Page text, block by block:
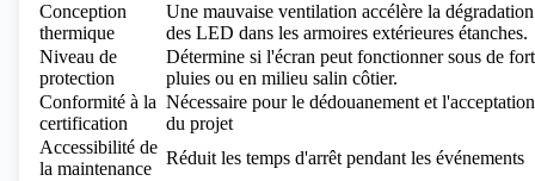
Conception
thermique
Une mauvaise ventilation accélère la dégradation
des LED dans les armoires extérieures étanches.
Niveau de
protection
Détermine si l'écran peut fonctionner sous de
pluies ou en milieu salin côtier.
Conformité à la
certification
Nécessaire pour le dédouanement et l'acceptation
du projet
Accessibilité de
la maintenance
Réduit les temps d'arrêt pendant les événements